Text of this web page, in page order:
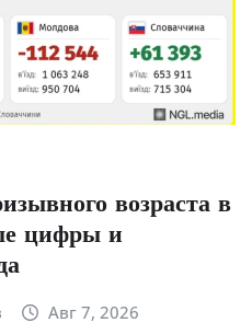
возраста в
цифры и
Авг 7, 2026